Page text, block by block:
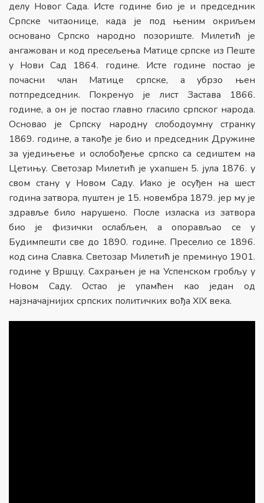
делу Новог Сада. Исте године био је и председник
Српске читаонице, када је под њеним окриљем
основано Српско народно позориште. Милетић је
ангажован и код пресељења Матице српске из Пеште
у Нови Сад 1864. године. Исте године постао је
почасни члан Матице српске, а убрзо њен
потпредседник. Покренуо је лист Застава 1866.
године, а он је постао главно гласило српског народа.
Основао је Српску народну слободоумну странку
1869. године, а такође је био и председник Дружине
за уједињење и ослобођење српско са седиштем на
Цетињу. Светозар Милетић је ухапшен 5. јула 1876. у
свом стану у Новом Саду. Иако је осуђен на шест
година затвора, пуштен је 15. новембра 1879. јер му је
здравље било нарушено. После изласка из затвора
био је физички ослабљен, а опорављао се у
Будимпешти све до 1890. године. Преселио се 1896.
код сина Славка. Светозар Милетић је преминуо 1901.
године у Вршцу. Сахрањен је на Успенском гробљу у
Новом Саду. Остао је упамћен као један од
најзначајнијих српских политичких вођа XIX века.